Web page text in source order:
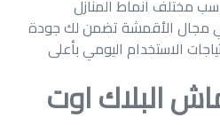
مختلف أنماط المنازل
مجال الأقمشة تضمن لك جودة
الاستخدام اليومي بأعلى
البلاك اوت